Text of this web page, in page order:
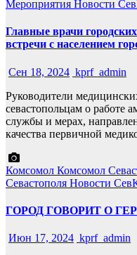
Мероприятия Новости
Главные врачи
встречи с населением
Сен 18, 2024 kprf_admin
Руководители
севастопольцам о работе
службы и мерах,
качества первичной
Комсомол Комсомол
Севастополя Новости
ГОРОД ГОВОРИТ О
Июн 17, 2024 kprf_admin